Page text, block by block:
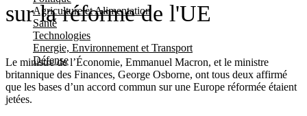
Agriculture et Alimentation
Santé
Technologies
Energie, Environnement et Transport
Défense
sur la réforme de l'UE
Le ministre de l’Économie, Emmanuel Macron, et le ministre
britannique des Finances, George Osborne, ont tous deux affirmé
que les bases d’un accord commun sur une Europe réformée étaient
jetées.